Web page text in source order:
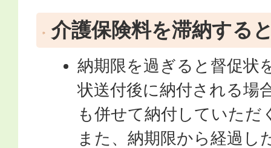
介護保険料を滞納する
納期限を過ぎると督促状
状送付後に納付される場
も併せて納付していただ
また、納期限から経過し